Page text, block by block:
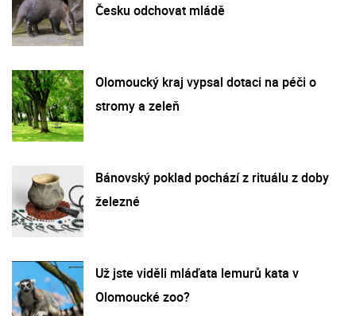
Česku odchovat mládě
Olomoucký kraj vypsal dotaci na péči o
stromy a zeleň
Bánovský poklad pochází z rituálu z doby
železné
Už jste viděli mláďata lemurů kata v
Olomoucké zoo?